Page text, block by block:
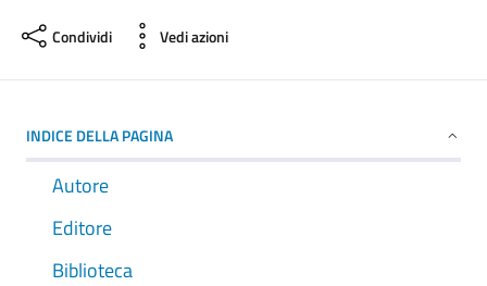
Condividi Vedi azioni
INDICE DELLA PAGINA
Autore
Editore
Biblioteca